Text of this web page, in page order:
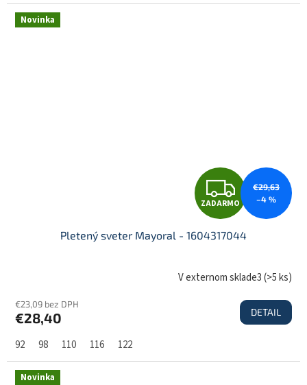
R
Novinka
Z
A
D
A
R
ZADARMO
€29,63
–4 %
Pletený sveter Mayoral - 1604317044
V externom sklade3(>5 ks)
€23,09 bez DPH
€28,40 DETAIL
92 98 110 116 122
Novinka